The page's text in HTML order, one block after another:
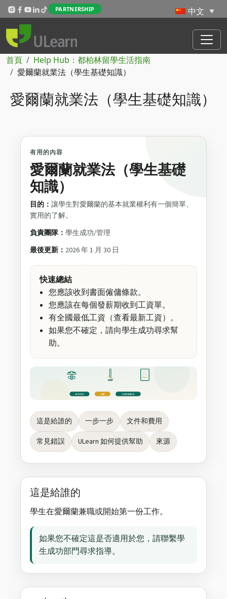
Skip to main content
PARTNERSHIP
導航連結
首頁
Help Hub：都柏林留學生活指南
愛爾蘭就業法（學生基礎知識）
愛爾蘭就業法（學生基礎知識）
有用的內容
愛爾蘭就業法（學生基礎
知識）
目的： 讓學生對愛爾蘭的基本就業權利有一個簡單、
實用的了解。
負責團隊： 學生成功/管理
最後更新： 2026 年 1 月 30 日
快速總結
您應該收到書面僱傭條款。
您應該在每個發薪期收到工資單。
有全國最低工資（查看最新工資）。
如果您不確定，請向學生成功尋求幫
助。
RIGHTS LAW CONTRACTS
這是給誰的 一步一步
文件和費用
常見錯誤
ULearn 如何提供幫助 來源
這是給誰的
學生在愛爾蘭兼職或開始第一份工作。
如果您不確定這是否適用於您，請聯繫學
生成功部門尋求指導。